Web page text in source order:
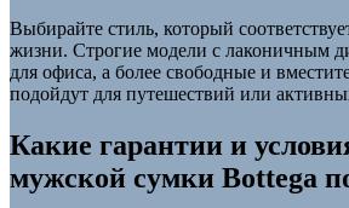
Выбирайте стиль, который
жизни. Строгие модели с лаконичным
для офиса, а более свободные и
подойдут для путешествий или
Какие гарантии и
мужской сумки Bottega